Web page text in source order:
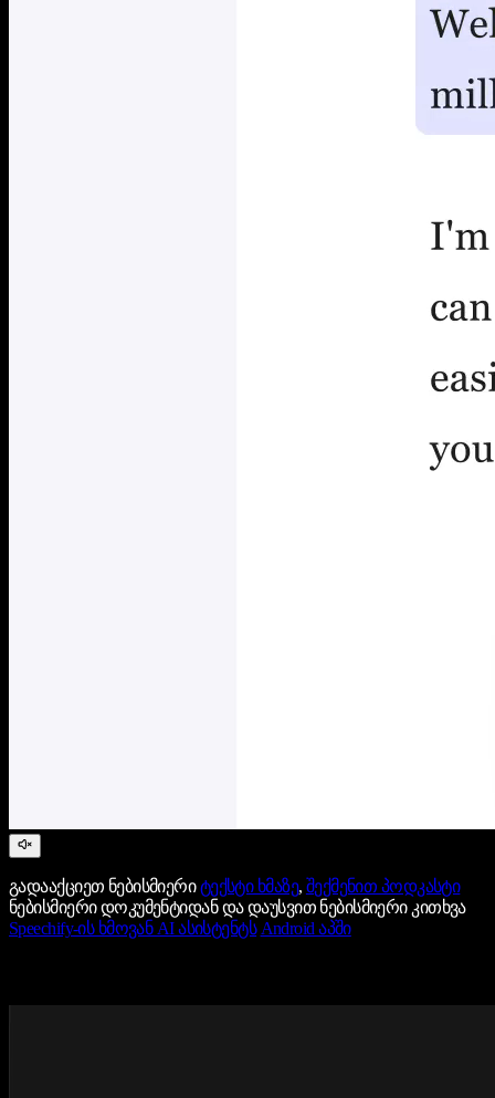
გადააქციეთ ნებისმიერიტექსტი ხმაზე, შექმენით პოდკასტი
ნებისმიერი დოკუმენტიდან და დაუსვით ნებისმიერი კითხვა
Speechify-ის ხმოვან AI ასისტენტს Android აპში